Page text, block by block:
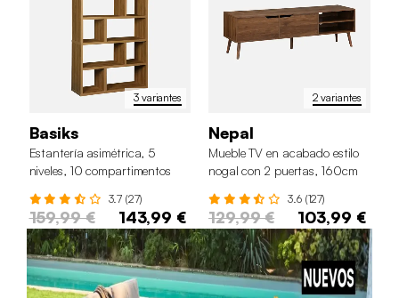
2 variantes
Nepal
Mueble TV en acabado estilo
nogal con 2 puertas, 160cm
3.6 (127)
129,99 € 103,99 €
3 variantes
Basiks
Estantería asimétrica, 5
niveles, 10 compartimentos
3.7 (27)
159,99 € 143,99 €